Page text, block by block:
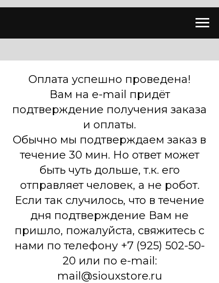
Оплата успешно проведена!
Вам на e-mail придёт
подтверждение получения заказа
и оплаты.
Обычно мы подтверждаем заказ в
течение 30 мин. Но ответ может
быть чуть дольше, т.к. его
отправляет человек, а не робот.
Если так случилось, что в течение
дня подтверждение Вам не
пришло, пожалуйста, свяжитесь с
нами по телефону +7 (925) 502-50-
20 или по e-mail:
mail@siouxstore.ru